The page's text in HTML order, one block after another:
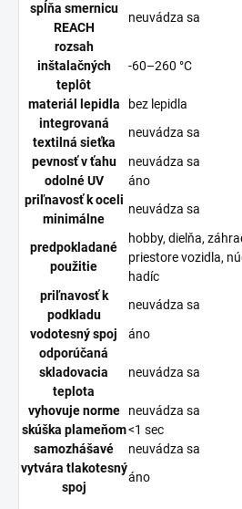
spĺňa smernicu
REACH
neuvádza sa
rozsah
inštalačných
teplôt
-60–260 °C
materiál lepidla
bez lepidla
integrovaná
textilná sieťka
neuvádza sa
pevnosť v ťahu
neuvádza sa
odolné UV
áno
priľnavosť k oceli
minimálne
neuvádza sa
predpokladané
použitie
hobby, dielňa,
priestore vozidla,
hadíc
priľnavosť k
podkladu
neuvádza sa
vodotesný spoj
áno
odporúčaná
skladovacia
teplota
neuvádza sa
vyhovuje norme
neuvádza sa
skúška plameňom<1 sec
samozhášavé
neuvádza sa
vytvára tlakotesný
spoj
áno